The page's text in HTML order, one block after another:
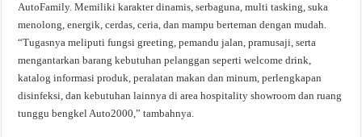
AutoFamily. Memiliki karakter dinamis, serbaguna, multi tasking, suka
menolong, energik, cerdas, ceria, dan mampu berteman dengan mudah.
“Tugasnya meliputi fungsi greeting, pemandu jalan, pramusaji, serta
mengantarkan barang kebutuhan pelanggan seperti welcome drink,
katalog informasi produk, peralatan makan dan minum, perlengkapan
disinfeksi, dan kebutuhan lainnya di area hospitality showroom dan ruang
tunggu bengkel Auto2000,” tambahnya.